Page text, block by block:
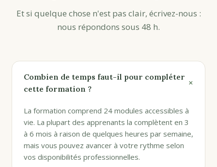
Et si quelque chose n'est pas clair, écrivez-nous :
nous répondons sous 48 h.
Combien de temps faut-il pour compléter
cette formation ?
+
La formation comprend 24 modules accessibles à
vie. La plupart des apprenants la complètent en 3
à 6 mois à raison de quelques heures par semaine,
mais vous pouvez avancer à votre rythme selon
vos disponibilités professionnelles.